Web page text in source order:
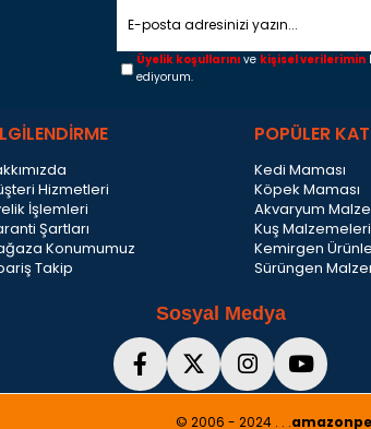
Üyelik koşullarını ve kişisel verilerimin
ediyorum.
Hizmetleri
İşlemleri
Şartları
Konumumuz
Takip
POPÜLER
Kedi Maması
Köpek Maması
Akvaryum
Kuş Malzemeleri
Kemirgen
Sürüngen
Sosyal Medya
© 2006 - 2024 . . .